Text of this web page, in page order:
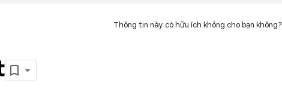
Thông tin này có hữu ích không cho bạn không?